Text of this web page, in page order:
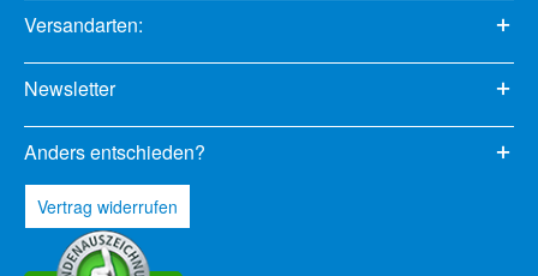
Versandarten:
Newsletter
Anders entschieden?
Vertrag widerrufen